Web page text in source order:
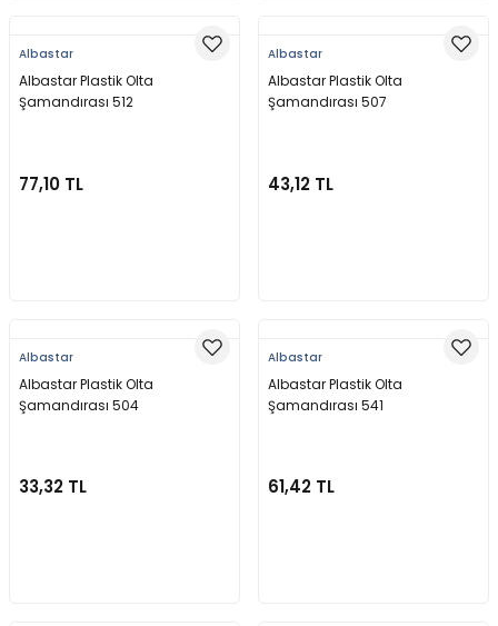
Albastar
Albastar Plastik Olta
Şamandırası 512
77,10 TL
Albastar
Albastar Plastik Olta
Şamandırası 507
43,12 TL
Albastar
Albastar Plastik Olta
Şamandırası 504
33,32 TL
Albastar
Albastar Plastik Olta
Şamandırası 541
61,42 TL